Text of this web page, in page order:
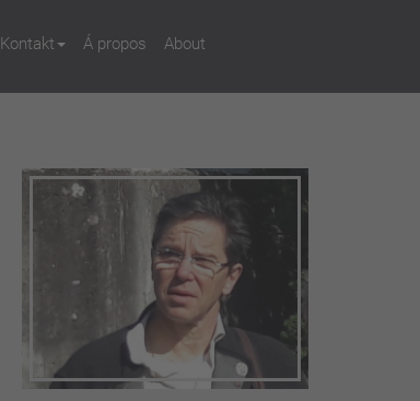
Kontakt Á propos About